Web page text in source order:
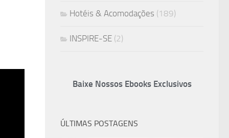
Hotéis & Acomodações (189)
INSPIRE-SE (2)
Baixe Nossos Ebooks Exclusivos
ÚLTIMAS POSTAGENS